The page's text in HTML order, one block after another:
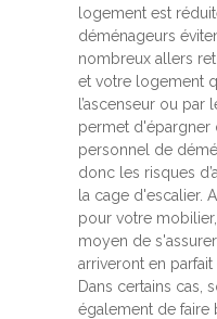
logement est
déménageurs
nombreux allers
et votre logement
l’ascenseur ou par
permet d'épargner
personnel de
donc les risques
la cage d'escalier.
pour votre
moyen de
arriveront en parfait
Dans certains cas,
également de faire